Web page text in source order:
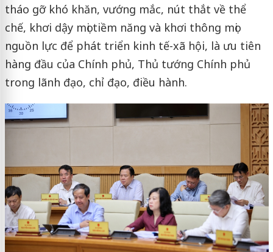
tháo gỡ khó khăn, vướng mắc, nút thắt về thể
chế, khơi dậy mọi tiềm năng và khơi thông mọi
nguồn lực để phát triển kinh tế-xã hội, là ưu tiên
hàng đầu của Chính phủ, Thủ tướng Chính phủ
trong lãnh đạo, chỉ đạo, điều hành.